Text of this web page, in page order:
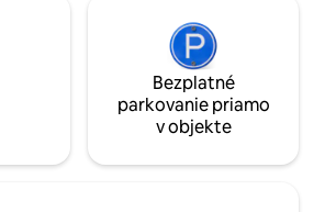
Bezplatné
parkovanie priamo
v objekte